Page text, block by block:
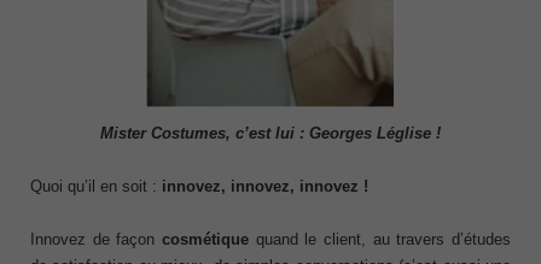
Mister Costumes, c’est lui : Georges Léglise !
Quoi qu’il en soit : innovez, innovez, innovez !
Innovez de façon cosmétique quand le client, au travers d’études